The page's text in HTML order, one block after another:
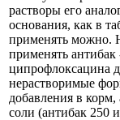
растворы его
основания, как в
применять можно.
применять
ципрофлоксацина
нерастворимые
добавления в
соли (антибак 250